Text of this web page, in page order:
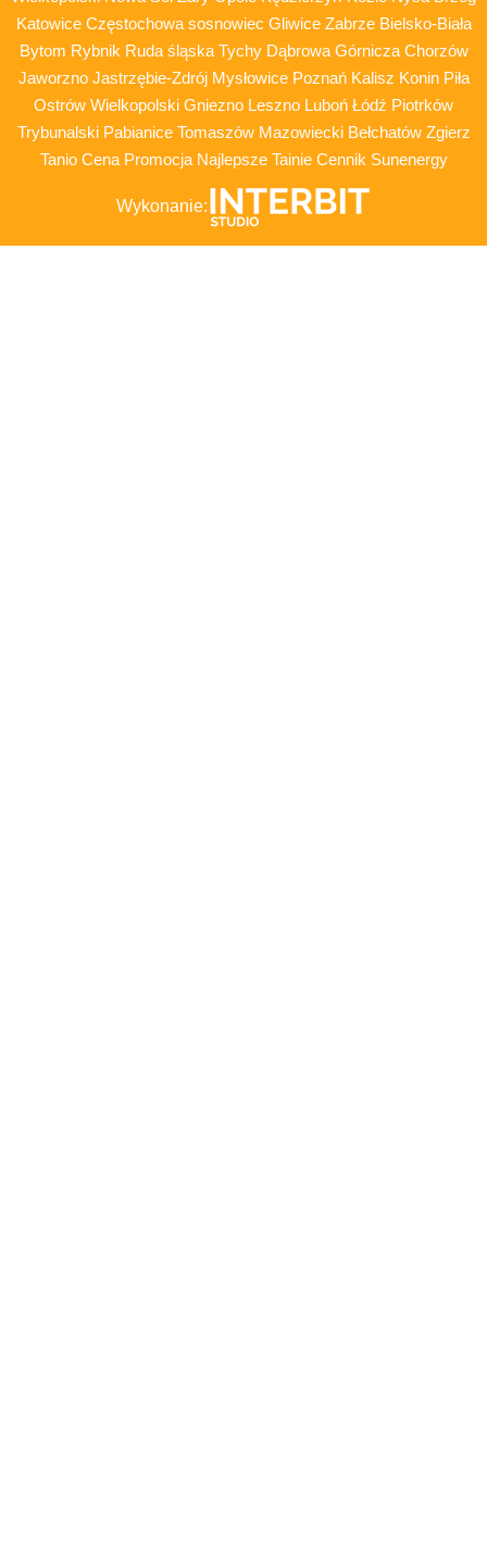
Katowice Częstochowa sosnowiec Gliwice Zabrze Bielsko-Biała
Bytom Rybnik Ruda śląska Tychy Dąbrowa Górnicza Chorzów
Jaworzno Jastrzębie-Zdrój Mysłowice Poznań Kalisz Konin Piła
Ostrów Wielkopolski Gniezno Leszno Luboń Łódź Piotrków
Trybunalski Pabianice Tomaszów Mazowiecki Bełchatów Zgierz
Tanio Cena Promocja Najlepsze Tainie Cennik Sunenergy
Wykonanie: